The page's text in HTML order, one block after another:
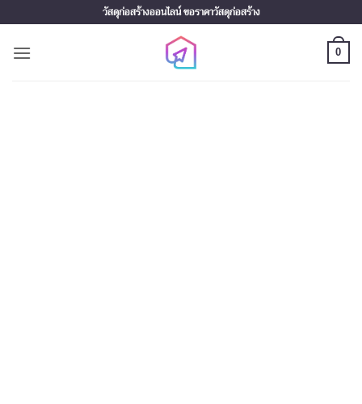
to
content
วัสดุก่อสร้างออนไลน์ ขอราคาวัสดุก่อสร้าง
0